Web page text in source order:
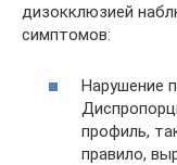
дизокклюзией
симптомов:
Нарушение
профиль,
правило,